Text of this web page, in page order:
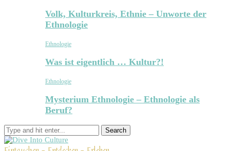
Volk, Kulturkreis, Ethnie – Unworte der
Ethnologie
Ethnologie
Was ist eigentlich … Kultur?!
Ethnologie
Mysterium Ethnologie – Ethnologie als
Beruf?
Search